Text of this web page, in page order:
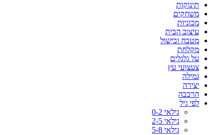
תינוקות
משחקים
מכוניות
עיצוב הבית
מטבח ובישול
מקלחת
על גלגלים
צעצועי עץ
גמילה
יצירה
הרכבה
לפי גיל
גילאי 0-2
גילאי 2-5
גילאי 5-8